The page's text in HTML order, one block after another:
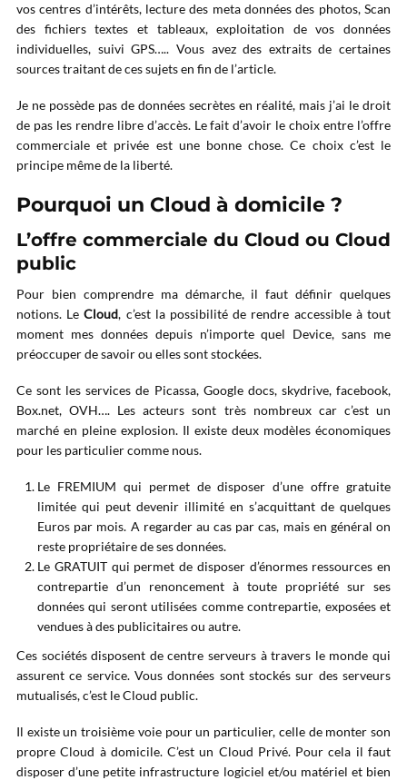
vos centres d’intérêts, lecture des meta données des photos, Scan
des fichiers textes et tableaux, exploitation de vos données
individuelles, suivi GPS….. Vous avez des extraits de certaines
sources traitant de ces sujets en fin de l’article.
Je ne possède pas de données secrètes en réalité, mais j’ai le droit
de pas les rendre libre d’accès. Le fait d’avoir le choix entre l’offre
commerciale et privée est une bonne chose. Ce choix c’est le
principe même de la liberté.
Pourquoi un Cloud à domicile ?
L’offre commerciale du Cloud ou Cloud
public
Pour bien comprendre ma démarche, il faut définir quelques
notions. LeCloud, c’est la possibilité de rendre accessible à tout
moment mes données depuis n’importe quel Device, sans me
préoccuper de savoir ou elles sont stockées.
Ce sont les services de Picassa, Google docs, skydrive, facebook,
Box.net, OVH…. Les acteurs sont très nombreux car c’est un
marché en pleine explosion. Il existe deux modèles économiques
pour les particulier comme nous.
Le FREMIUM qui permet de disposer d’une offre gratuite
limitée qui peut devenir illimité en s’acquittant de quelques
Euros par mois. A regarder au cas par cas, mais en général on
reste propriétaire de ses données.
Le GRATUIT qui permet de disposer d’énormes ressources en
contrepartie d’un renoncement à toute propriété sur ses
données qui seront utilisées comme contrepartie, exposées et
vendues à des publicitaires ou autre.
Ces sociétés disposent de centre serveurs à travers le monde qui
assurent ce service. Vous données sont stockés sur des serveurs
mutualisés, c’est le Cloud public.
Il existe un troisième voie pour un particulier, celle de monter son
propre Cloud à domicile. C’est un Cloud Privé. Pour cela il faut
disposer d’une petite infrastructure logiciel et/ou matériel et bien